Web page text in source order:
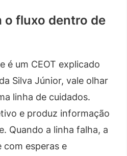
o fluxo dentro de
é um CEOT explicado
Silva Júnior, vale olhar
linha de cuidados.
e produz informação
Quando a linha falha, a
com esperas e